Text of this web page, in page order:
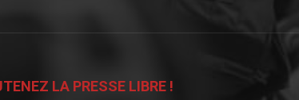
LA PRESSE LIBRE !